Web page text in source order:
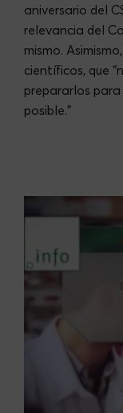
aniversario del
relevancia del
mismo.
científicos, que
prepararlos
posible.”